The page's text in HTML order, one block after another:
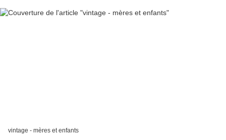
vintage - mères et enfants